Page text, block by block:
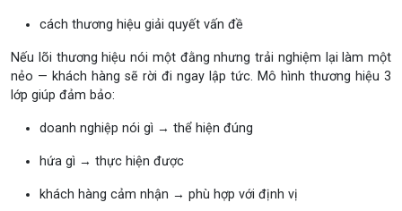
cách thương hiệu giải quyết vấn đề
Nếu lõi thương hiệu nói một đằng nhưng trải nghiệm lại làm một
nẻo — khách hàng sẽ rời đi ngay lập tức. Mô hình thương hiệu 3
lớp giúp đảm bảo:
doanh nghiệp nói gì → thể hiện đúng
hứa gì → thực hiện được
khách hàng cảm nhận → phù hợp với định vị